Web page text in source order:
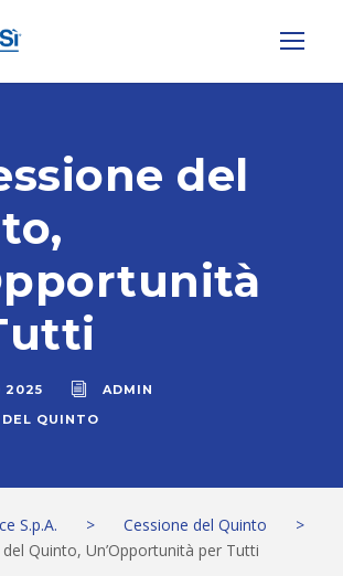
del
2025
ADMIN
DEL QUINTO
S.p.A. > Cessione del Quinto
>
Quinto, Un’Opportunità per Tutti